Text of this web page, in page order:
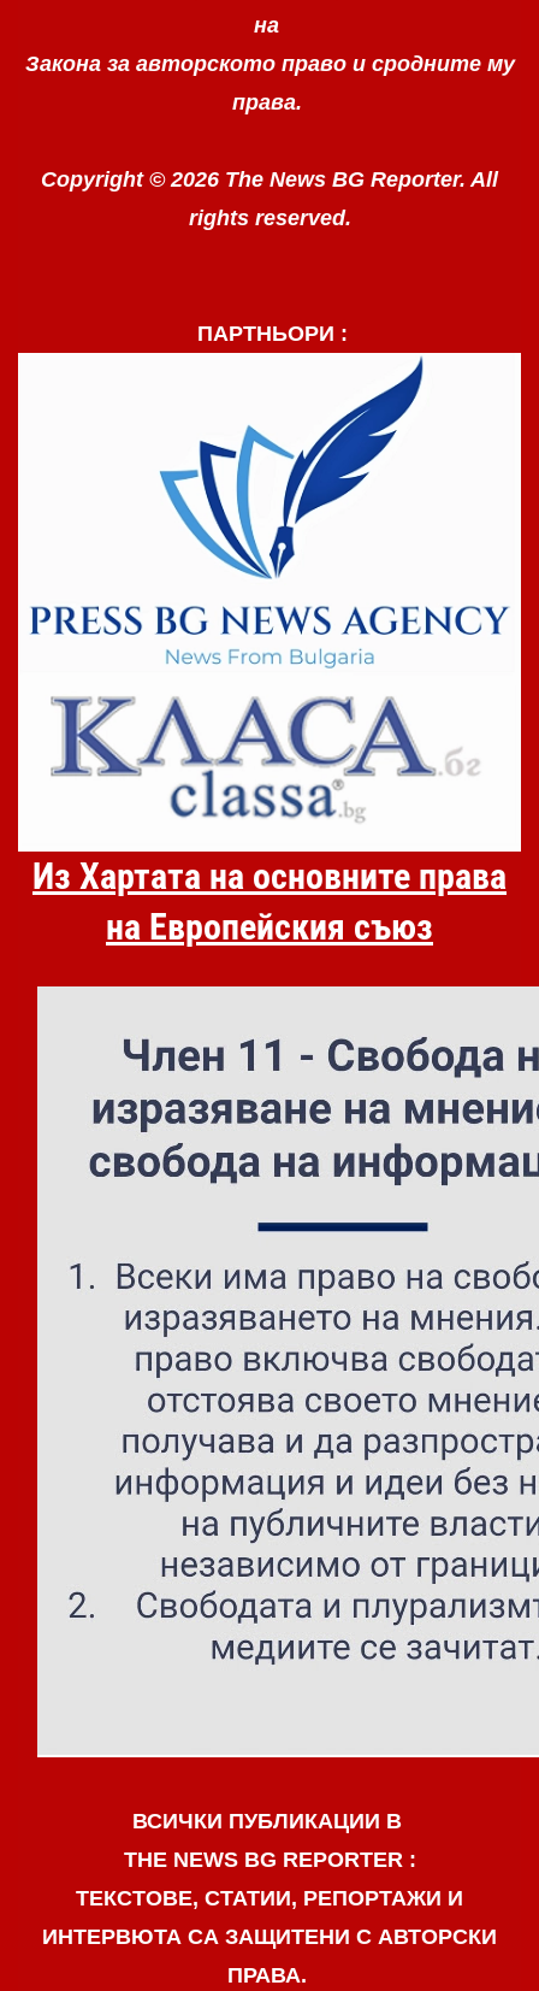
на
Закона за авторското право и сродните му
права.
Copyright © 2026 The News BG Reporter. All
rights reserved.
ПАРТНЬОРИ :
Из Хартата на основните права
на Европейския съюз
ВСИЧКИ ПУБЛИКАЦИИ В
THE NEWS BG REPORTER :
ТЕКСТОВЕ, СТАТИИ, РЕПОРТАЖИ И
ИНТЕРВЮТА СА ЗАЩИТЕНИ С АВТОРСКИ
ПРАВА.